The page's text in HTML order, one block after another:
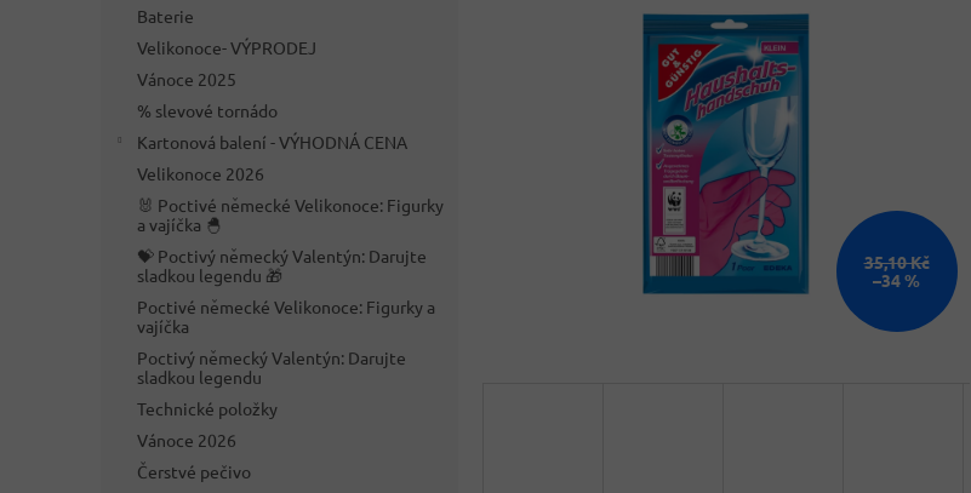
Baterie
Velikonoce- VÝPRODEJ
Vánoce 2025
% slevové tornádo
Kartonová balení - VÝHODNÁ CENA
Velikonoce 2026
🐰 Poctivé německé Velikonoce: Figurky
a vajíčka 🐣
💝 Poctivý německý Valentýn: Darujte
sladkou legendu 🎁
Poctivé německé Velikonoce: Figurky a
vajíčka
Poctivý německý Valentýn: Darujte
sladkou legendu
Technické položky
Vánoce 2026
Čerstvé pečivo
35,10 Kč
–34 %